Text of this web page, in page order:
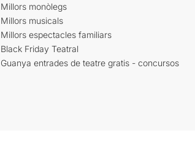
Millors monòlegs
Millors musicals
Millors espectacles familiars
Black Friday Teatral
Guanya entrades de teatre gratis - concursos